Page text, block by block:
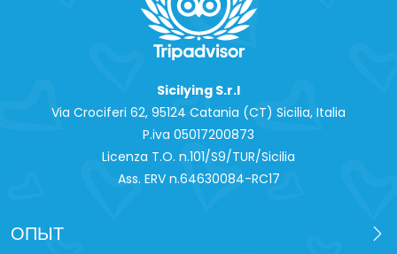
Sicilying S.r.l
Via Crociferi 62, 95124 Catania (CT) Sicilia, Italia
P.iva 0‍5017200873
Licenza T.O. n.101/S9/TUR/Sicilia
Ass. ERV n.64630084-RC17
ОПЫТ